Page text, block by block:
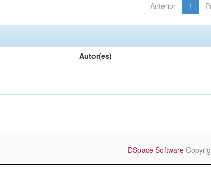
Anterior 1
Autor(es)
-
DSpace Software